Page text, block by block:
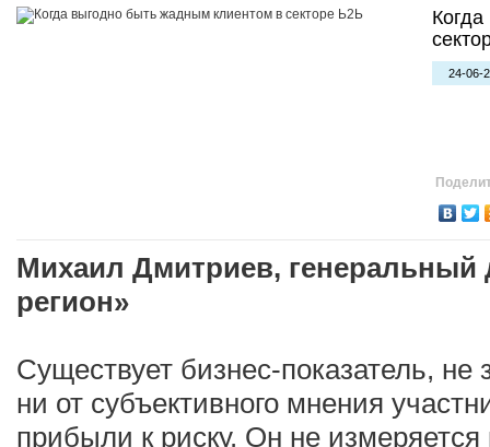
24-06-
Михаил Дмитриев, генеральный
регион»
Существует бизнес-показатель,
ни от субъективного мнения
прибыли к риску. Он не измеряется